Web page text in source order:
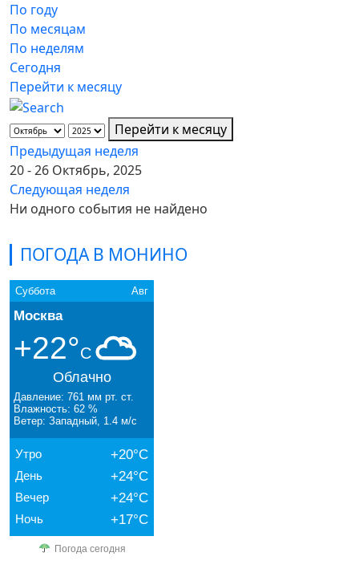
ПОГОДА В МОНИНО
Суббота Авг
Москва
+22°C
Облачно
Давление: 761 мм рт. ст.
Влажность: 62 %
Ветер: Западный, 1.4 м/с
Утро +20°C
День +24°C
Вечер +24°C
Ночь +17°C
Погода сегодня
По году
По месяцам
По неделям
Сегодня
Перейти к месяцу
Перейти к месяцу
Предыдущая неделя
20 - 26 Октябрь, 2025
Следующая неделя
Ни одного события не найдено